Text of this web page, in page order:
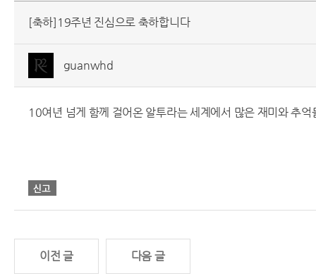
[축하]19주년 진심으로 축하합니다
guanwhd
10여년 넘게 함께 걸어온 알투라는 세계에서 많은 재미와 추
이전 글 다음 글